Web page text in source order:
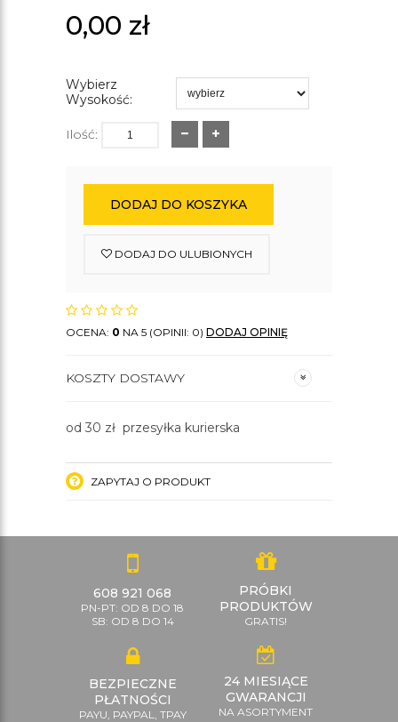
0,00 zł
Wybierz
Wysokość:
Ilość:
DODAJ DO KOSZYKA
DODAJ DO ULUBIONYCH
OCENA: 0 NA 5 (OPINII: 0) DODAJ OPINIĘ
KOSZTY DOSTAWY
od 30 zł przesyłka kurierska
ZAPYTAJ O PRODUKT
608 921 068
PN-PT: OD 8 DO 18
SB: OD 8 DO 14
PRÓBKI
PRODUKTÓW
GRATIS!
BEZPIECZNE
PŁATNOŚCI
PAYU, PAYPAL, TPAY
24 MIESIĄCE
GWARANCJI
NA ASORTYMENT